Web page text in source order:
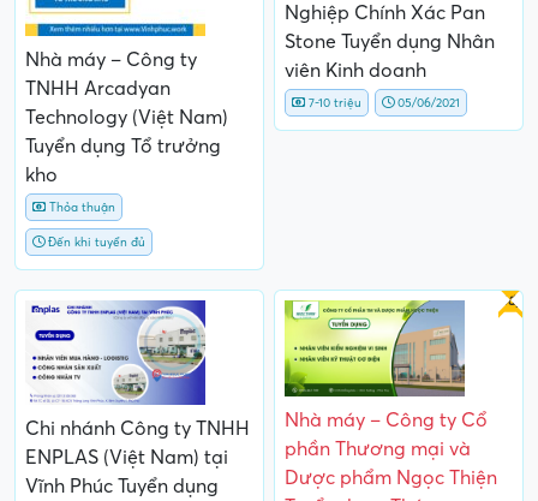
Nhà máy – Công ty
TNHH Arcadyan
Technology (Việt Nam)
Tuyển dụng Tổ trưởng
kho
Thỏa thuận
Đến khi tuyển đủ
Nghiệp Chính Xác Pan
Stone Tuyển dụng Nhân
viên Kinh doanh
7-10 triệu 05/06/2021
Chi nhánh Công ty TNHH
ENPLAS (Việt Nam) tại
Vĩnh Phúc Tuyển dụng
Gấp
Nhà máy – Công ty Cổ
phần Thương mại và
Dược phẩm Ngọc Thiện